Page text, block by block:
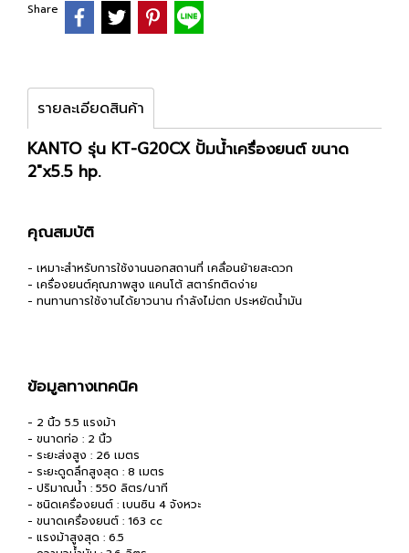
Share
รายละเอียดสินค้า
KANTO รุ่น KT-G20CX ปั้มน้ำเครื่องยนต์ ขนาด
2"x5.5 hp.
คุณสมบัติ
- เหมาะสำหรับการใช้งานนอกสถานที่ เคลื่อนย้ายสะดวก
- เครื่องยนต์คุณภาพสูง แคนโต้ สตาร์ทติดง่าย
- ทนทานการใช้งานได้ยาวนาน กำลังไม่ตก ประหยัดน้ำมัน
ข้อมูลทางเทคนิค
- 2 นิ้ว 5.5 แรงม้า
- ขนาดท่อ : 2 นิ้ว
- ระยะส่งสูง : 26 เมตร
- ระยะดูดลึกสูงสุด : 8 เมตร
- ปริมาณน้ำ : 550 ลิตร/นาที
- ชนิดเครื่องยนต์ : เบนซิน 4 จังหวะ
- ขนาดเครื่องยนต์ : 163 cc
- แรงม้าสูงสุด : 6.5